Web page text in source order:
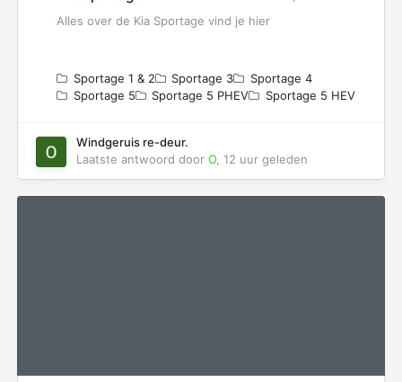
Alles over de Kia Sportage vind je hier
Sportage 1 & 2 Sportage 3
Sportage 4
Sportage 5
Sportage 5 PHEV Sportage 5 HEV
Windgeruis re-deur.
Laatste antwoord door O 12 uur geleden